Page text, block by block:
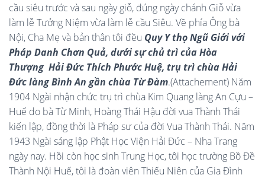
cầu siêu trước và sau ngày giỗ, đúng ngày chánh Giỗ vừa
làm lễ Tưởng Niệm vừa làm lễ cầu Siêu. Về phía Ông bà
Nội, Cha Mẹ và bản thân tôi đều Quy Y thọ Ngũ Giới với
Pháp Danh Chơn Quả, dưới sự chủ trì của Hòa
Thượng Hải Đức Thích Phước Huệ, trụ trì chùa Hải
Đức làng Bình An gần chùa Từ Đàm.(Attachement) Năm
1904 Ngài nhận chức trụ trì chùa Kim Quang làng An Cựu –
Huế do bà Từ Minh, Hoàng Thái Hậu đời vua Thành Thái
kiến lập, đồng thời là Pháp sư của đời Vua Thành Thái. Năm
1943 Ngài sáng lập Phật Học Viện Hải Đức – Nha Trang
ngày nay. Hồi còn học sinh Trung Học, tôi học trường Bồ Đề
Thành Nội Huế, tôi là đoàn viên Thiếu Niên của Gia Đình